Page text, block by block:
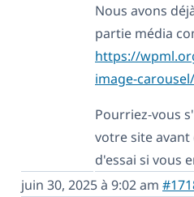
Nous avons
partie média
https://
image-carousel/
Pourriez-vous
votre site
d'essai si vous
juin 30, 2025 à 9:02 am